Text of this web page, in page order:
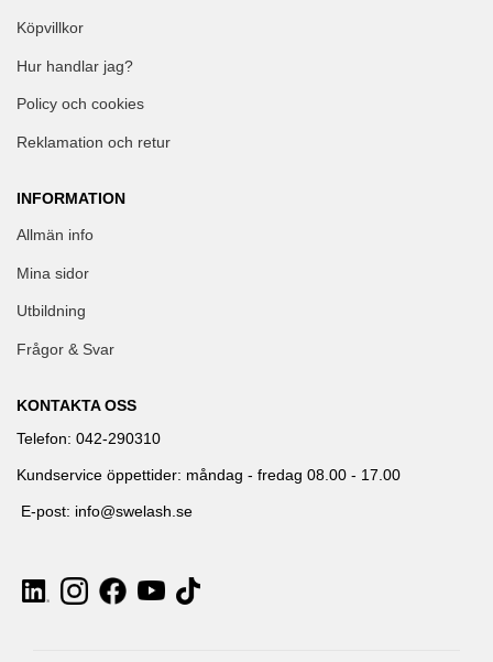
Köpvillkor
Hur handlar jag?
Policy och cookies
Reklamation och retur
INFORMATION
Allmän info
Mina sidor
Utbildning
Frågor & Svar
KONTAKTA OSS
Telefon: 042-290310
Kundservice öppettider: måndag - fredag 08.00 - 17.00
E-post: info@swelash.se